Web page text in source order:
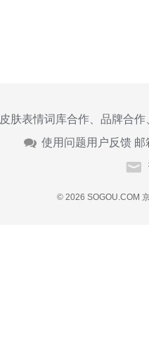
皮肤表情词库合作、品牌合
使用问题用户反馈 邮
© 2026 SOGOU.COM